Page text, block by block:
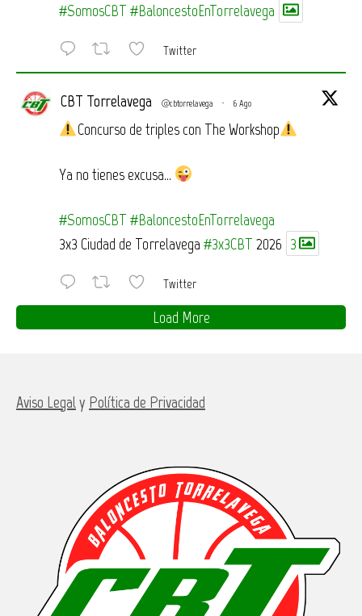
#SomosCBT #BaloncestoEnTorrelavega
Twitter
CBT Torrelavega @cbtorrelavega · 6 Ago
Concurso de triples con The Workshop
Ya no tienes excusa…
#SomosCBT #BaloncestoEnTorrelavega
3x3 Ciudad de Torrelavega#3x3CBT 2026 3
Twitter
Load More
Aviso Legaly Política de Privacidad